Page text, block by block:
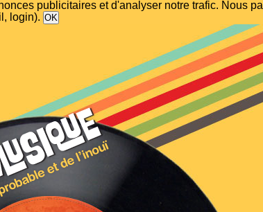
publicitaires et d'analyser notre trafic. Nous
login).